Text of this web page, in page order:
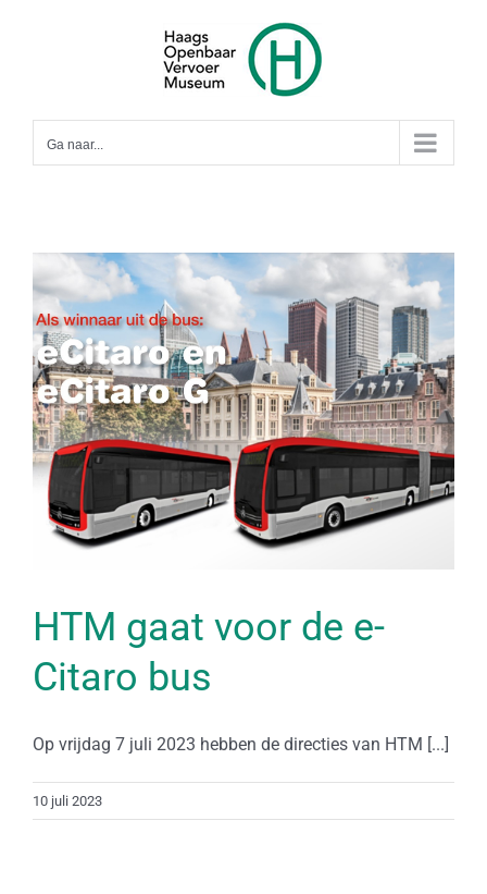
Ga naar...
HTM gaat voor de e-
Citaro bus
Op vrijdag 7 juli 2023 hebben de directies van HTM [...]
10 juli 2023